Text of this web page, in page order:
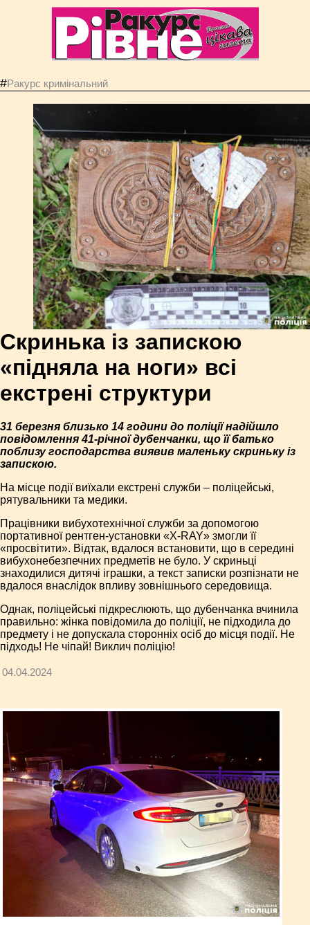
#Ракурс кримінальний
Скринька із запискою
«підняла на ноги» всі
екстрені структури
31 березня близько 14 години до поліції надійшло
повідомлення 41-річної дубенчанки, що її батько
поблизу господарства виявив маленьку скриньку із
запискою.
На місце події виїхали екстрені служби – поліцейські,
рятувальники та медики.
Працівники вибухотехнічної служби за допомогою
портативної рентген-установки «Х-RAY» змогли її
«просвітити». Відтак, вдалося встановити, що в середині
вибухонебезпечних предметів не було. У скриньці
знаходилися дитячі іграшки, а текст записки розпізнати не
вдалося внаслідок впливу зовнішнього середовища.
Однак, поліцейські підкреслюють, що дубенчанка вчинила
правильно: жінка повідомила до поліції, не підходила до
предмету і не допускала сторонніх осіб до місця події. Не
підходь! Не чіпай! Виклич поліцію!
04.04.2024